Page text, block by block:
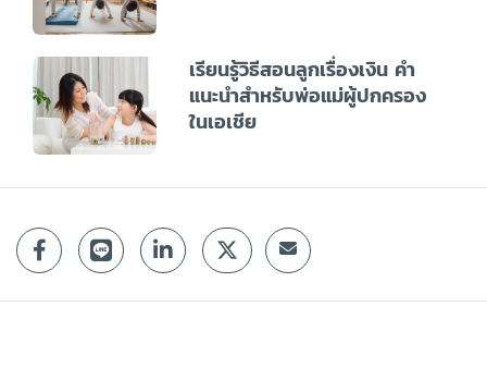
เรียนรู้วิธีสอนลูกเรื่องเงิน คำ
แนะนำสำหรับพ่อแม่ผู้ปกครอง
ในเอเชีย